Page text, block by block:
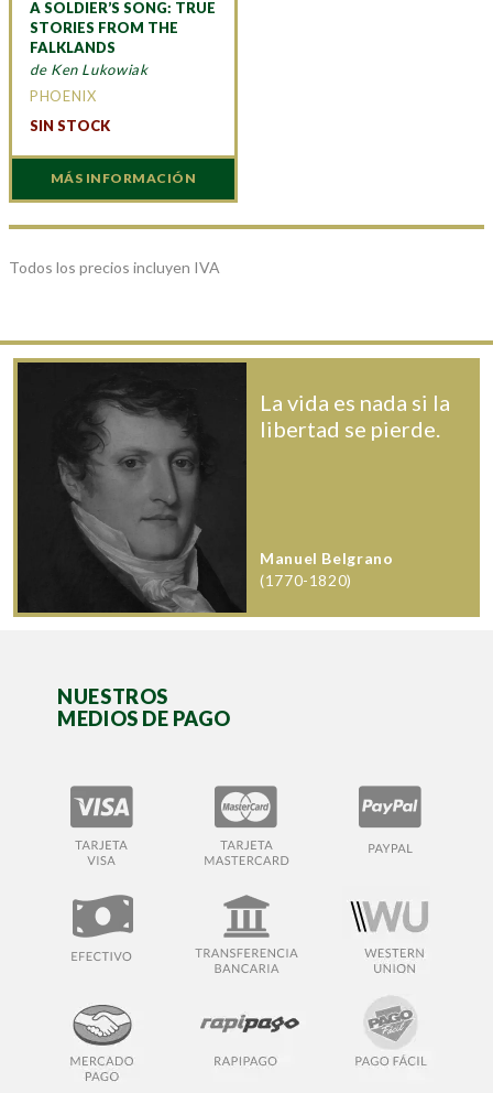
A SOLDIER’S SONG: TRUE
STORIES FROM THE
FALKLANDS
de Ken Lukowiak
PHOENIX
SIN STOCK
MÁS INFORMACIÓN
Todos los precios incluyen IVA
La vida es nada si la
libertad se pierde.
Manuel Belgrano
(1770-1820)
NUESTROS
MEDIOS DE PAGO